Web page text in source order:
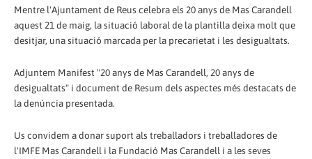
Mentre l'Ajuntament de Reus celebra els 20 anys de Mas Carandell
aquest 21 de maig, la situació laboral de la plantilla deixa molt que
desitjar, una situació marcada per la precarietat i les desigualtats.
Adjuntem Manifest "20 anys de Mas Carandell, 20 anys de
desigualtats" i document de Resum dels aspectes més destacats de
la denúncia presentada.
Us convidem a donar suport als treballadors i treballadores de
l'IMFE Mas Carandell i la Fundació Mas Carandell i a les seves